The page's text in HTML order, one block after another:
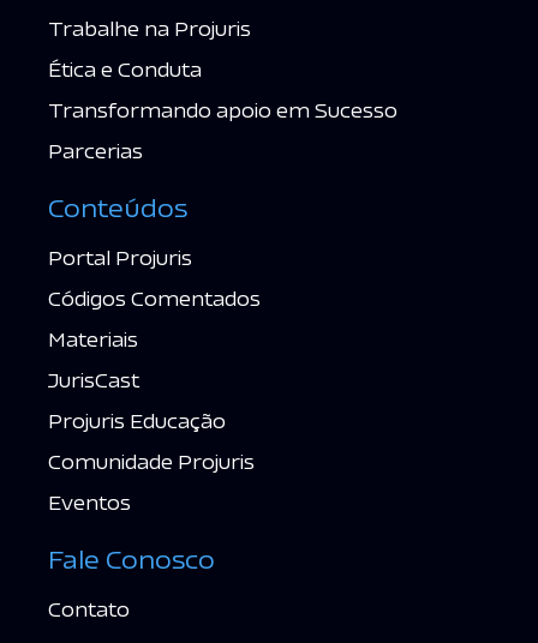
Trabalhe na Projuris
Ética e Conduta
Transformando apoio em Sucesso
Parcerias
Conteúdos
Portal Projuris
Códigos Comentados
Materiais
JurisCast
Projuris Educação
Comunidade Projuris
Eventos
Fale Conosco
Contato